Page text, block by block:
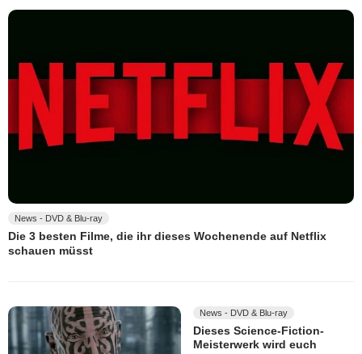
News - DVD & Blu-ray
Die 3 besten Filme, die ihr dieses Wochenende auf Netflix
schauen müsst
News - DVD & Blu-ray
Dieses Science-Fiction-
Meisterwerk wird euch